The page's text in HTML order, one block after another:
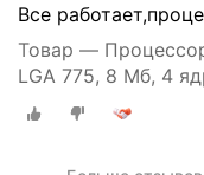
Все
Товар —
LGA 775, 8 Мб, 4